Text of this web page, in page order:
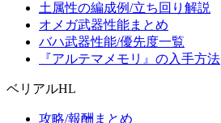
土属性の編成例/立ち回り解説
オメガ武器性能まとめ
バハ武器性能/優先度一覧
『アルテマメモリ』の入手方法
ベリアルHL
攻略/報酬まとめ